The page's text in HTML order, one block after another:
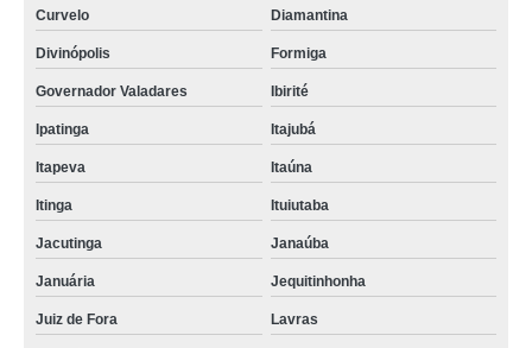
Curvelo Diamantina
Divinópolis Formiga
Governador Valadares Ibirité
Ipatinga Itajubá
Itapeva Itaúna
Itinga Ituiutaba
Jacutinga Janaúba
Januária Jequitinhonha
Juiz de Fora Lavras